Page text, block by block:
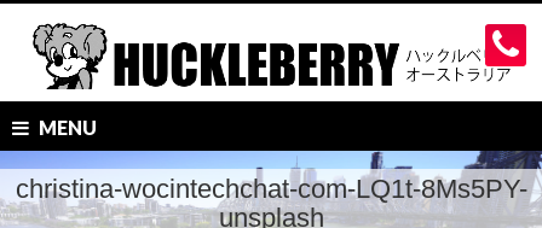
MENU
christina-wocintechchat-com-LQ1t-8Ms5PY-
unsplash